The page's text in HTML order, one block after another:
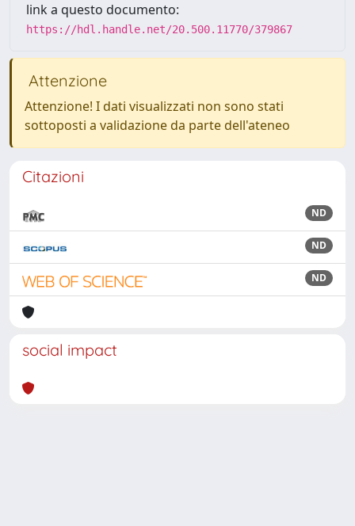
link a questo documento:
https://hdl.handle.net/20.500.11770/379867
Attenzione
Attenzione! I dati visualizzati non sono stati
sottoposti a validazione da parte dell'ateneo
Citazioni
ND
ND
ND
social impact